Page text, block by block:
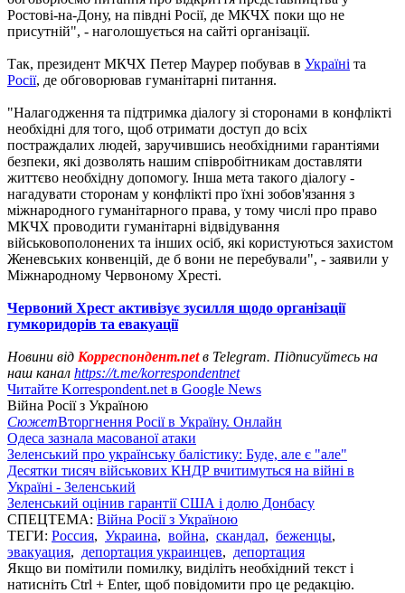
Ростові-на-Дону, на півдні Росії, де МКЧХ поки що не
присутній", - наголошується на сайті організації.
Так, президент МКЧХ Петер Маурер побував в Україні та
Росії, де обговорював гуманітарні питання.
"Налагодження та підтримка діалогу зі сторонами в конфлікті
необхідні для того, щоб отримати доступ до всіх
постраждалих людей, заручившись необхідними гарантіями
безпеки, які дозволять нашим співробітникам доставляти
життєво необхідну допомогу. Інша мета такого діалогу -
нагадувати сторонам у конфлікті про їхні зобов'язання з
міжнародного гуманітарного права, у тому числі про право
МКЧХ проводити гуманітарні відвідування
військовополонених та інших осіб, які користуються захистом
Женевських конвенцій, де б вони не перебували", - заявили у
Міжнародному Червоному Хресті.
Червоний Хрест активізує зусилля щодо організації
гумкоридорів та евакуації
Новини від Корреспондент.netв Telegram. Підписуйтесь на
наш канал https://t.me/korrespondentnet
Читайте Korrespondent.net в Google News
Війна Росії з Україною
СюжетВторгнення Росії в Україну. Онлайн
Одеса зазнала масованої атаки
Зеленський про українську балістику: Буде, але є "але"
Десятки тисяч військових КНДР вчитимуться на війні в
Україні - Зеленський
Зеленський оцінив гарантії США і долю Донбасу
СПЕЦТЕМА: Війна Росії з Україною
ТЕГИ: Россия, Украина, война, скандал, беженцы,
эвакуация, депортация украинцев, депортация
Якщо ви помітили помилку, виділіть необхідний текст і
натисніть Ctrl + Enter, щоб повідомити про це редакцію.